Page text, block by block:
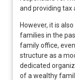
and providing tax
However, it is
families in the
family office,
structure as a
dedicated
of a wealthy